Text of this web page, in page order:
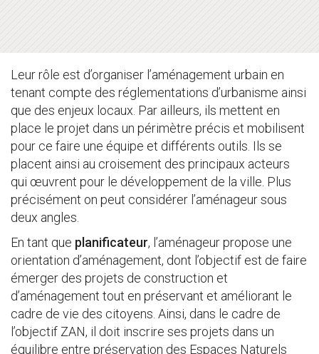
Leur rôle est d’organiser l’aménagement urbain en
tenant compte des réglementations d’urbanisme ainsi
que des enjeux locaux. Par ailleurs, ils mettent en
place le projet dans un périmètre précis et mobilisent
pour ce faire une équipe et différents outils. Ils se
placent ainsi au croisement des principaux acteurs
qui œuvrent pour le développement de la ville. Plus
précisément on peut considérer l’aménageur sous
deux angles.
En tant que planificateur, l’aménageur propose une
orientation d’aménagement, dont l’objectif est de faire
émerger des projets de construction et
d’aménagement tout en préservant et améliorant le
cadre de vie des citoyens. Ainsi, dans le cadre de
l’objectif ZAN, il doit inscrire ses projets dans un
équilibre entre préservation des Espaces Naturels